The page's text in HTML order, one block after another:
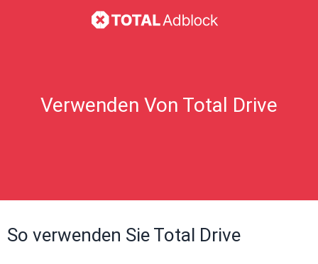
Verwenden Von Total Drive
So verwenden Sie Total Drive